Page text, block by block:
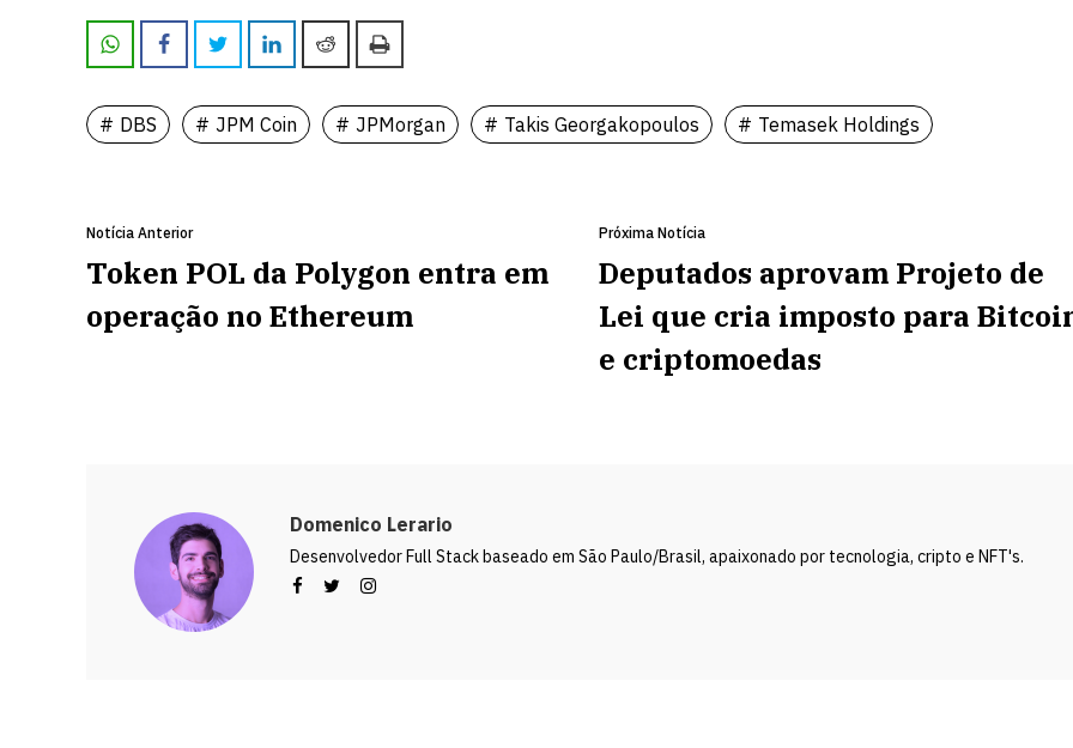
DBS JPM Coin JPMorgan Takis Georgakopoulos Temasek Holdings
Notícia Anterior
Token POL da Polygon entra em
operação no Ethereum
Próxima Notícia
Deputados aprovam Projeto de
Lei que cria imposto para
e criptomoedas
Domenico Lerario
Desenvolvedor Full Stack baseado em São Paulo/Brasil, apaixonado por tecnologia, cripto e NFT's.